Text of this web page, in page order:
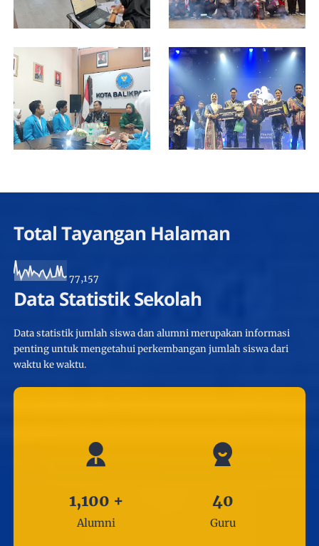
Total Tayangan Halaman
77,157
Data Statistik Sekolah
Data statistik jumlah siswa dan alumni merupakan informasi
penting untuk mengetahui perkembangan jumlah siswa dari
waktu ke waktu.
1,100 +
Alumni
40
Guru